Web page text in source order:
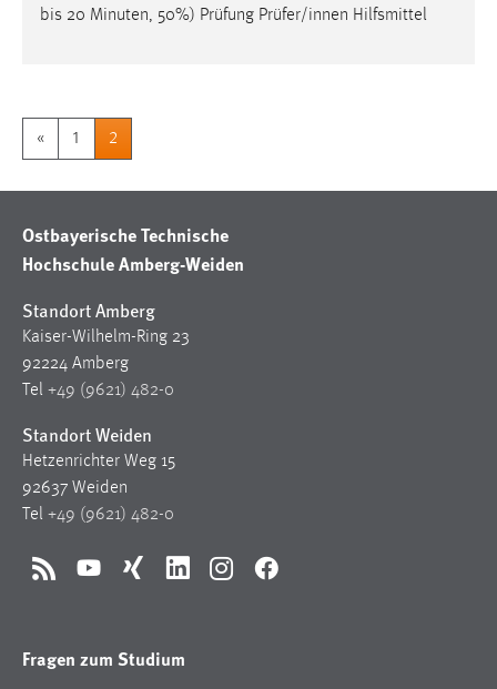
bis 20 Minuten, 50%) Prüfung Prüfer/innen Hilfsmittel
« 1 2
Ostbayerische Technische
Hochschule Amberg-Weiden
Standort Amberg
Kaiser-Wilhelm-Ring 23
92224 Amberg
Tel +49 (9621) 482-0
Standort Weiden
Hetzenrichter Weg 15
92637 Weiden
Tel +49 (9621) 482-0
RSS YouTubeXing LinkedInInstagramFacebook
Fragen zum Studium